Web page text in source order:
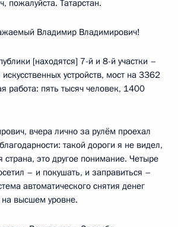
пожалуйста. Татарстан.
Владимир Владимирович!
[находятся] 7-й и 8-й участки –
устройств, мост на 3362
работа: пять тысяч человек, 1400
вчера лично за рулём проехал
такой дороги я не видел,
страна, это другое понимание. Четыре
– и покушать, и заправиться –
автоматического снятия денег
на высшем уровне.